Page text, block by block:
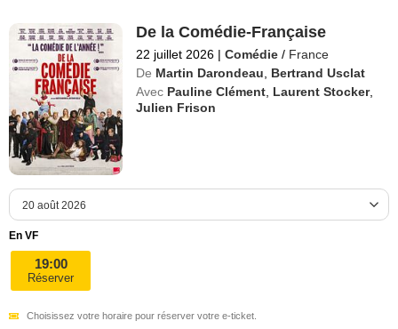
De la Comédie-Française
22 juillet 2026 | Comédie / France
De Martin Darondeau
Bertrand Usclat
Avec Pauline Clément Laurent Stocker,
Julien Frison
En VF
19:00
Réserver
Choisissez votre horaire pour réserver votre e-ticket.